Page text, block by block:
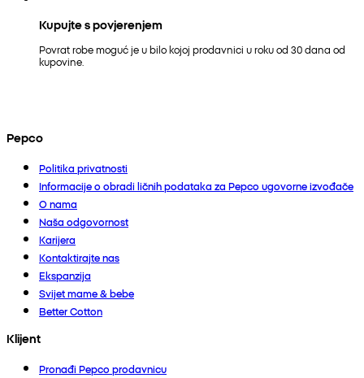
Kupujte s povjerenjem
Povrat robe moguć je u bilo kojoj prodavnici u roku od 30 dana od
kupovine.
Pepco
Politika privatnosti
Informacije o obradi ličnih podataka za Pepco ugovorne izvođače
O nama
Naša odgovornost
Karijera
Kontaktirajte nas
Ekspanzija
Svijet mame & bebe
Better Cotton
Klijent
Pronađi Pepco prodavnicu